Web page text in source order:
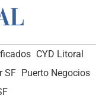
CYD Litoral
SF Puerto Negocios